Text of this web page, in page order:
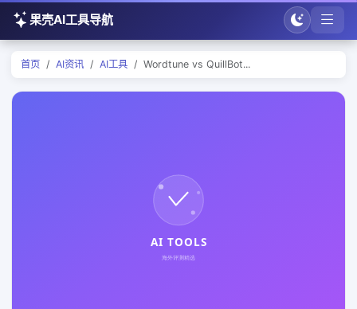
果壳AI工具导航
首页 AI资讯 AI工具 Wordtune vs QuillBot...